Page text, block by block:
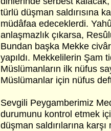
türlü düşman saldırısına
müdâfaa edeceklerdi.
anlaşmazlık çıkarsa,
Bundan başka Mekke
yapıldı. Mekkelilerin Şam
Müslümanların ilk nüfus
Müslümanlar için nüfus
Sevgili Peygamberimiz
durumunu kontrol etmek
düşman saldırılarına